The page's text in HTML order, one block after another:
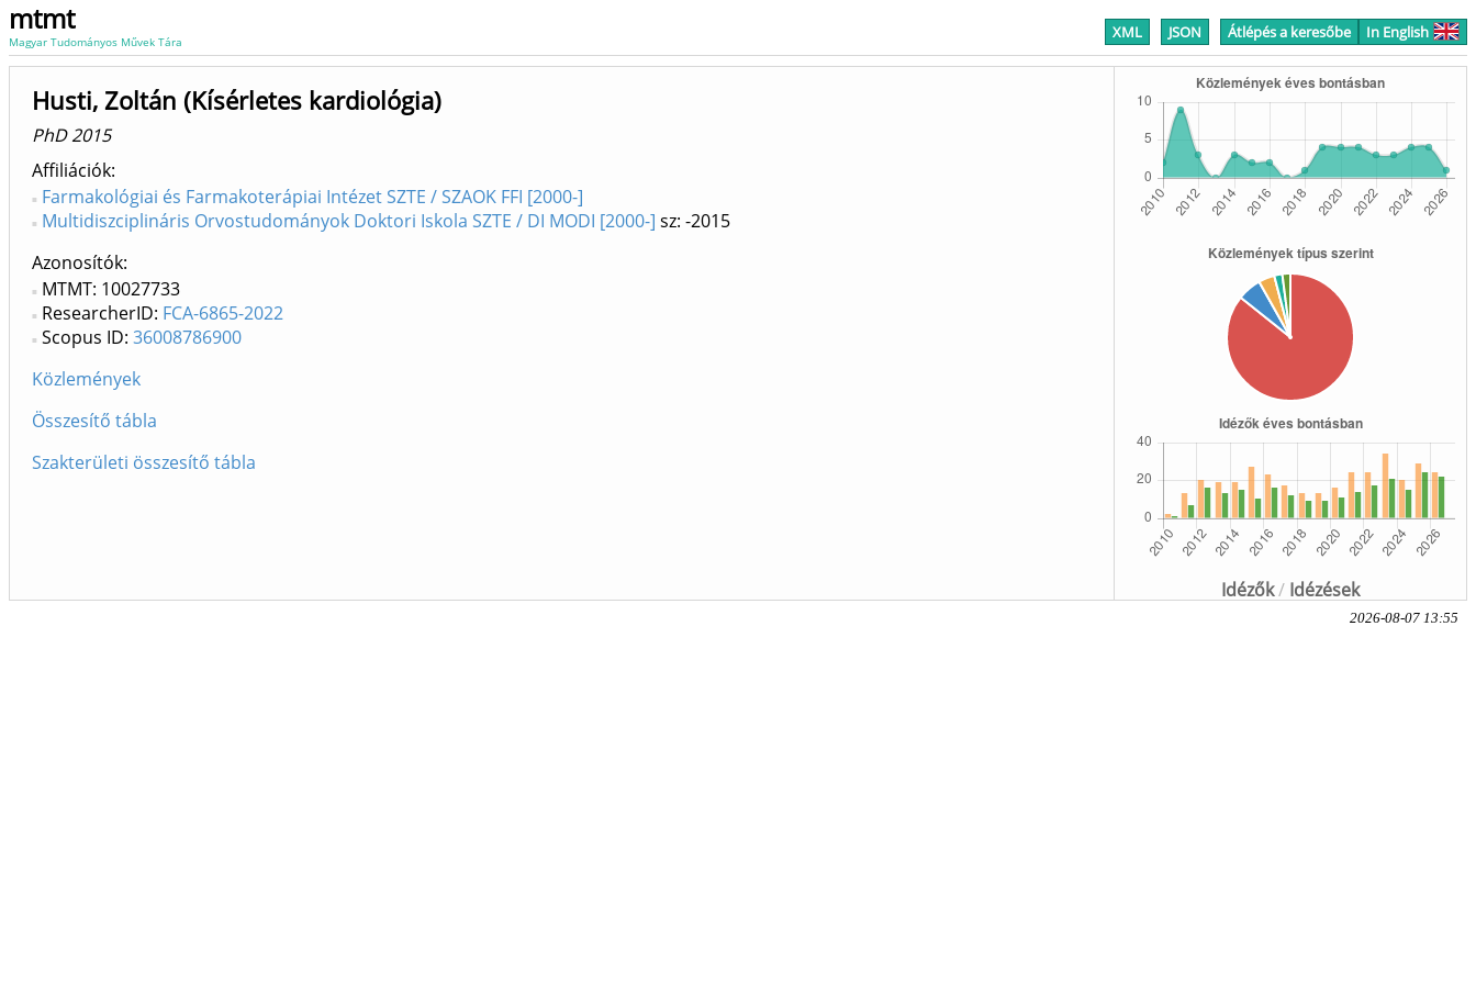
mtmt
Magyar Tudományos Művek Tára XML JSON Átlépés a keresőbe In English
Idézők/ Idézések
Husti, Zoltán (Kísérletes kardiológia)
PhD 2015
Affiliációk
Farmakológiai és Farmakoterápiai Intézet SZTE / SZAOK FFI [2000-]
Multidiszciplináris Orvostudományok Doktori Iskola SZTE / DI MODI [2000-] sz: -2015
Azonosítók
MTMT: 10027733
ResearcherID: FCA-6865-2022
Scopus ID: 36008786900
Közlemények
Összesítő tábla
Szakterületi összesítő tábla
2026-08-07 13:55